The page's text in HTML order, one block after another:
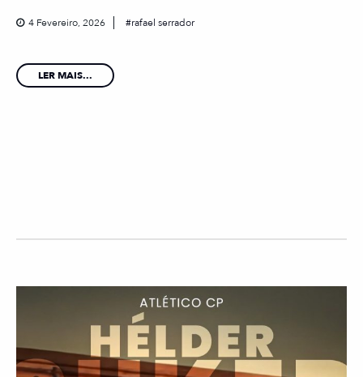
4 Fevereiro, 2026 rafael serrador
LER MAIS...